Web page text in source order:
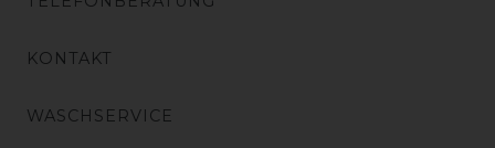
KONTAKT
WASCHSERVICE